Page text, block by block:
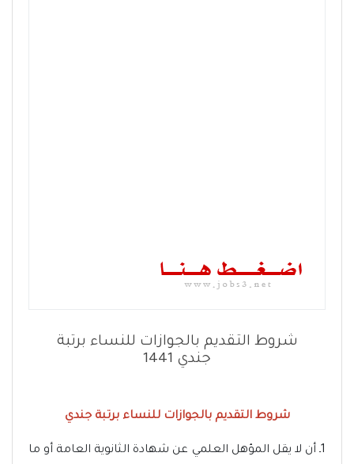
شروط التقديم بالجوازات للنساء برتبة
جندي 1441
شروط التقديم بالجوازات للنساء برتبة جندي
1ـ أن لا يقل المؤهل العلمي عن شهادة الثانوية العامة أو ما